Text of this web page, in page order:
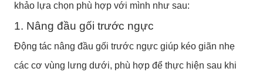
khảo lựa chọn phù hợp với mình như sau:
1. Nâng đầu gối trước ngực
Động tác nâng đầu gối trước ngực giúp kéo giãn nhẹ
các cơ vùng lưng dưới, phù hợp để thực hiện sau khi